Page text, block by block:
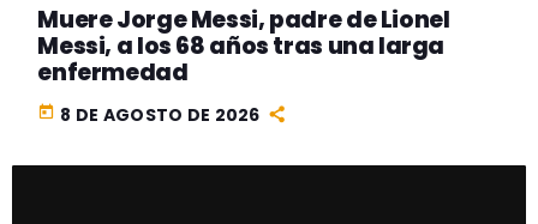
Muere Jorge Messi, padre de Lionel
Messi, a los 68 años tras una larga
enfermedad
today 8 DE AGOSTO DE 2026